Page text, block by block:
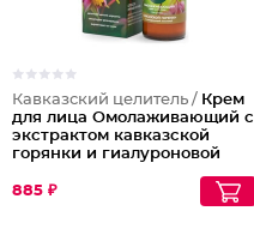
Кавказский целитель / Крем
для лица Омолаживающий с
экстрактом кавказской
горянки и гиалуроновой
885 ₽